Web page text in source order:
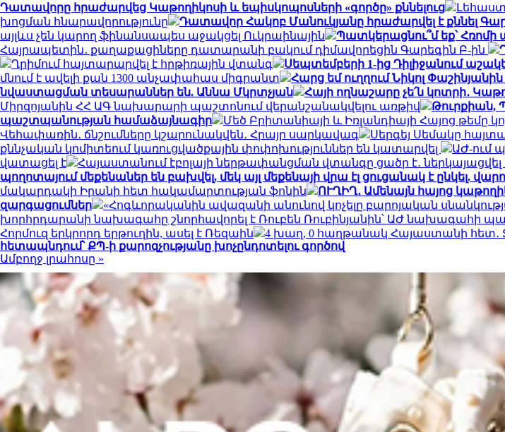
Դատավորը հրաժարվեց Կաթողիկոսի և եպիսկոպոսների «գործը» քննելուց
խոցման հնարավորությունը
Դատավոր Հակոբ Մանուկյանը հրաժարվել է քննել
այլևս չեն կարող ֆինանսապես աջակցել Ուկրաինային
Պատկերացնու՞մ եք՝
Հայրապետին․ քաղաքացիները դատարանի բակում դիմավորեցին Գարեգին Բ-ին
Ղրիմում հայտարարվել է հրթիռային վտանգ
Սեպտեմբերի 1-ից Դիլիջանում
մնում է ավելի քան 1300 անչափահաս միգրանտ
Հարց եմ ուղղում Նիկոլ
նվաստացման տեսարաններ են. Աննա Մկրտչյան
Հայի ողնաշարը չե՛ն կոտրի․
Միրզոյանին ՀՀ ԱԳ նախարարի պաշտոնում վերանշանակվելու առթիվ
Թուրքիան,
պաշտպանության համաձայնագիր
Մեծ Բրիտանիայի և Իռլանդիայի Հայոց թեմը
Վեհափառին․ ճնշումները կշարունակվեն․ Հրայր սարկավագ
Սերգեյ Սեմակը
քննչական կոմիտեում կառուցվածքային փոփոխություններ են կատարվել
ԱԺ-ում
վատացել է
Հայաստանում էբոլայի ներթափանցման վտանգը ցածր է․
պողոտայում մեքենաներ են բախվել, մեկ այլ մեքենայի վրա էլ ցուցանակ է ընկել.
մակարդակի Իրանի հետ հակամարտության ֆոնին
ՈՒՂԻՂ․ Ամենայն հայոց
զարգացումներ
«Հոգևորականին ավազանի անունով կոչելը բարոյական
խորհրդարանի նախագահը շնորհավորել է Ռուբեն Ռուբինյանին՝ ԱԺ նախագահի
Հորմուզ երկրորդ երթուղին, ասել է Ռեզաին
4 խաղ, 0 հաղթանակ Հայաստանի հետ․
հետապնդում՝ ՔՊ-ի քարոզչությանը խոչընդոտելու գործով
Ամբողջ լրահոսը »